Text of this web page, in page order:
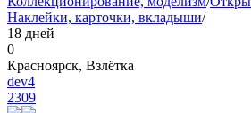
Наклейки, карточки, вкладыши/
18 дней
0
Красноярск, Взлётка
dev4
2309